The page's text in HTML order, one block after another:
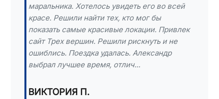
маральника. Хотелось увидеть его во всей
красе. Решили найти тех, кто мог бы
показать самые красивые локации. Привлек
сайт Трех вершин. Решили рискнуть и не
ошиблись. Поездка удалась. Александр
выбрал лучшее время, отлич...
ВИКТОРИЯ П.